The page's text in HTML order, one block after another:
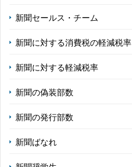
新聞セールス・チーム
新聞に対する消費税の軽減税率
新聞に対する軽減税率
新聞の偽装部数
新聞の発行部数
新聞ばなれ